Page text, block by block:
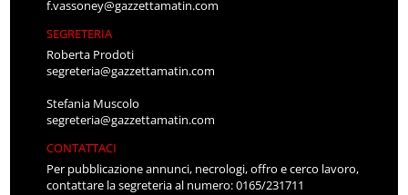
f.vassoney@gazzettamatin.com
SEGRETERIA
Roberta Prodoti
segreteria@gazzettamatin.com
Stefania Muscolo
segreteria@gazzettamatin.com
CONTATTACI
Per pubblicazione annunci, necrologi, offro e cerco lavoro,
contattare la segreteria al numero: 0165/231711